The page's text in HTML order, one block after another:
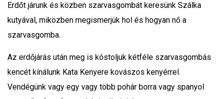
Erdőt járunk és közben szarvasgombát keresünk Szálka
kutyával, miközben megismerjük hol és hogyan nő a
szarvasgomba.
Az erdőjárás után meg is kóstoljuk kétféle szarvasgombás
kencét kínálunk Kata Kenyere kovászos kenyérrel.
Vendégünk vagy egy vagy több pohár borra vagy spanyol